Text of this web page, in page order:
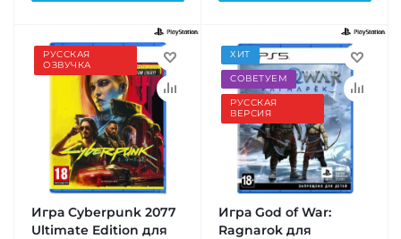
РУССКАЯ
ОЗВУЧКА
Игра Cyberpunk 2077
Ultimate Edition для
ХИТ
СОВЕТУЕМ
РУССКАЯ
ВЕРСИЯ
Игра God of War:
Ragnarok для